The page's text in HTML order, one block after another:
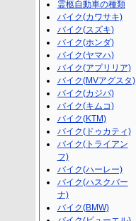
霊柩自動車の種類
バイク(カワサキ)
バイク(スズキ)
バイク(ホンダ)
バイク(ヤマハ)
バイク(アプリリア)
バイク(MVアグスタ)
バイク(カジバ)
バイク(キムコ)
バイク(KTM)
バイク(ドゥカティ)
バイク(トライアン
フ)
バイク(ハーレー)
バイク(ハスクバー
ナ)
バイク(BMW)